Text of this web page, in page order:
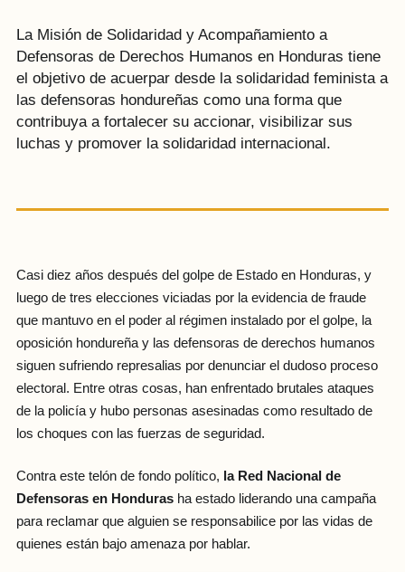
La Misión de Solidaridad y Acompañamiento a
Defensoras de Derechos Humanos en Honduras tiene
el objetivo de acuerpar desde la solidaridad feminista a
las defensoras hondureñas como una forma que
contribuya a fortalecer su accionar, visibilizar sus
luchas y promover la solidaridad internacional.
Casi diez años después del golpe de Estado en Honduras, y
luego de tres elecciones viciadas por la evidencia de fraude
que mantuvo en el poder al régimen instalado por el golpe, la
oposición hondureña y las defensoras de derechos humanos
siguen sufriendo represalias por denunciar el dudoso proceso
electoral. Entre otras cosas, han enfrentado brutales ataques
de la policía y hubo personas asesinadas como resultado de
los choques con las fuerzas de seguridad.
Contra este telón de fondo político, la Red Nacional de
Defensoras en Hondurasha estado liderando una campaña
para reclamar que alguien se responsabilice por las vidas de
quienes están bajo amenaza por hablar.